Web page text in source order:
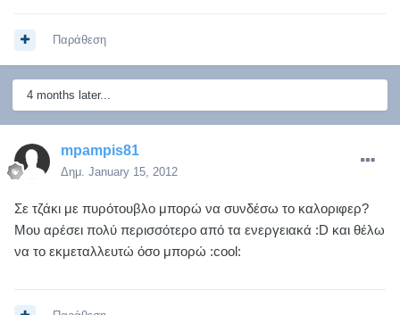
Παράθεση
4 months later...
mpampis81
Δημ. January 15, 2012
Σε τζάκι με πυρότουβλο μπορώ να συνδέσω το καλοριφερ?
Μου αρέσει πολύ περισσότερο από τα ενεργειακά :D και θέλω
να το εκμεταλλευτώ όσο μπορώ :cool: